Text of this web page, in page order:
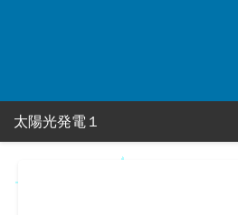
太陽光発電１